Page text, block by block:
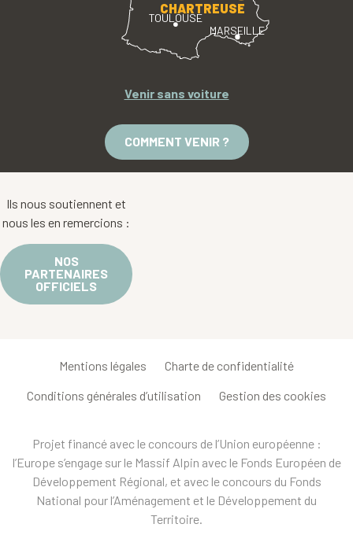
TOULOUSE
MARSEILLE
CHARTREUSE
Venir sans voiture
COMMENT VENIR ?
Ils nous soutiennent et
nous les en remercions :
NOS
PARTENAIRES
OFFICIELS
Mentions légales Charte de confidentialité
Conditions générales d’utilisation Gestion des cookies
Projet financé avec le concours de l’Union européenne :
l’Europe s’engage sur le Massif Alpin avec le Fonds Européen de
Développement Régional, et avec le concours du Fonds
National pour l’Aménagement et le Développement du
Territoire.